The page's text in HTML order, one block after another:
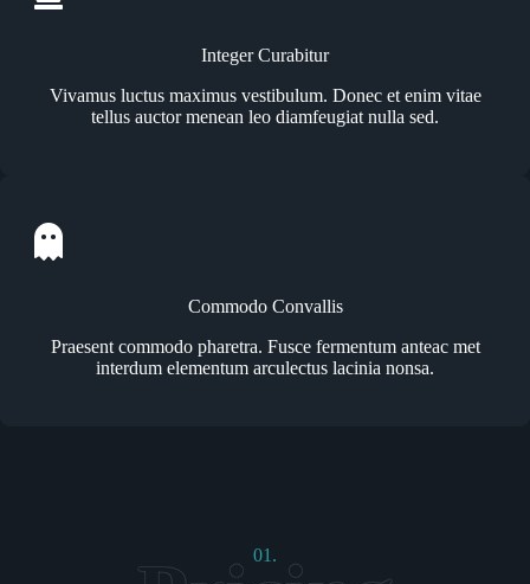
Integer Curabitur
Vivamus luctus maximus vestibulum. Donec et enim vitae
tellus auctor menean leo diamfeugiat nulla sed.
Commodo Convallis
Praesent commodo pharetra. Fusce fermentum anteac met
interdum elementum arculectus lacinia nonsa.
01.